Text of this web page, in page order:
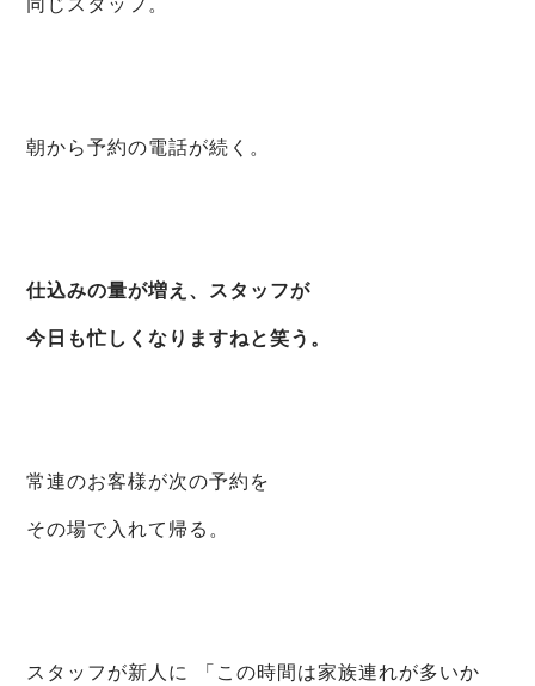
朝から予約の電話が続く。
仕込みの量が増え、スタッフが
今日も忙しくなりますねと笑う。
常連のお客様が次の予約を
その場で入れて帰る。
スタッフが新人に 「この時間は家族連れが多いか